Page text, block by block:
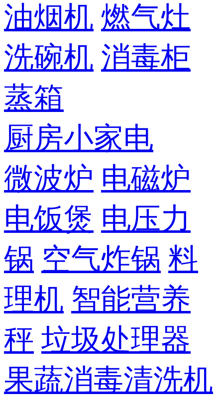
油烟机 燃气灶
洗碗机 消毒柜
蒸箱
厨房小家电
微波炉 电磁炉
电饭煲 电压力
锅 空气炸锅 料
理机 智能营养
秤 垃圾处理器
果蔬消毒清洗机